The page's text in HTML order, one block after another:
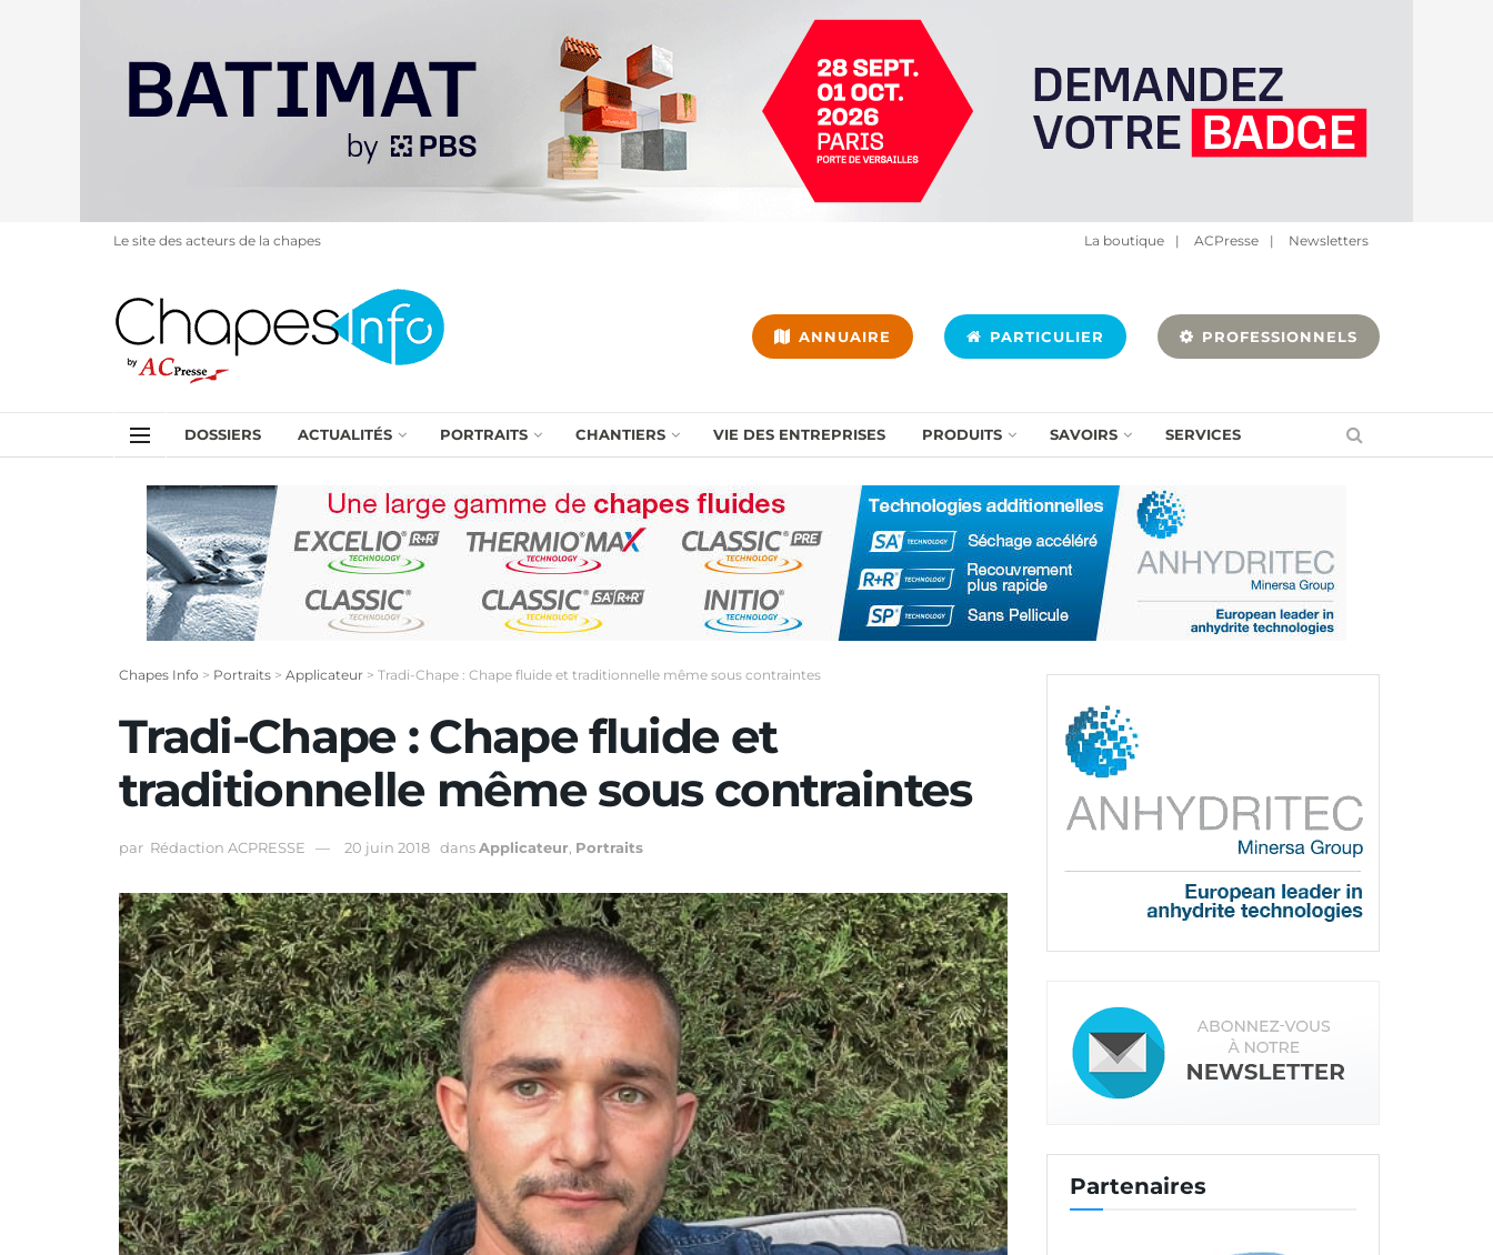
Le site des acteurs de la chapes La boutique | ACPresse | Newsletters
ANNUAIRE PARTICULIER PROFESSIONNELS
DOSSIERS ACTUALITÉS PORTRAITS CHANTIERS VIE DES ENTREPRISES PRODUITS SAVOIRS SERVICES
Chapes Info > Portraits > Applicateur > Tradi-Chape : Chape fluide et traditionnelle même sous contraintes
Tradi-Chape : Chape fluide et
traditionnelle même sous contraintes
par Rédaction ACPRESSE 20 juin 2018 dansApplicateur Portraits
Partenaires